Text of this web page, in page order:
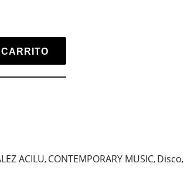
ACILU, CONTEMPORARY MUSIC, Disco,